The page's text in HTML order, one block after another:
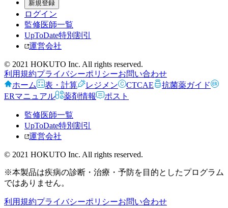
新規登録
ログイン
監修医師一覧
UpToDate特別割引
運営会社
© 2021 HOKUTO Inc. All rights reserved.
利用規約プライバシーポリシーお問い合わせ
ホーム
表・計算 レジメン CTCAE
抗菌薬ガイド
ERマニュアル
薬剤情報 ポスト
監修医師一覧
UpToDate特別割引
運営会社
© 2021 HOKUTO Inc. All rights reserved.
※本製品は疾病の診断・治療・予防を目的としたプログラム
ではありません。
利用規約プライバシーポリシーお問い合わせ